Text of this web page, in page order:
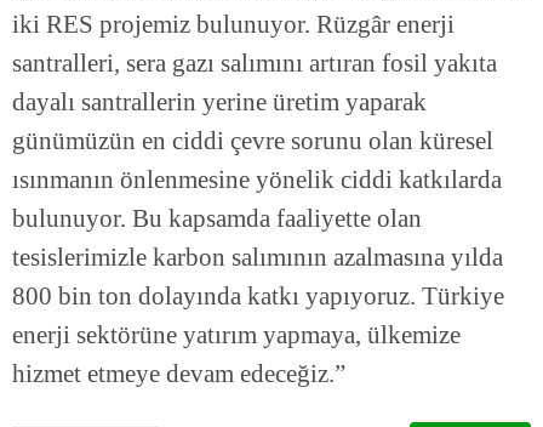
iki RES projemiz bulunuyor. Rüzgâr enerji
santralleri, sera gazı salımını artıran fosil yakıta
dayalı santrallerin yerine üretim yaparak
günümüzün en ciddi çevre sorunu olan küresel
ısınmanın önlenmesine yönelik ciddi katkılarda
bulunuyor. Bu kapsamda faaliyette olan
tesislerimizle karbon salımının azalmasına yılda
800 bin ton dolayında katkı yapıyoruz. Türkiye
enerji sektörüne yatırım yapmaya, ülkemize
hizmet etmeye devam edeceğiz.”